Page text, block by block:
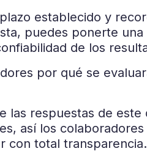
establecido y
puedes ponerte una
de los
por qué se
las respuestas de este
así los
con total transparencia.